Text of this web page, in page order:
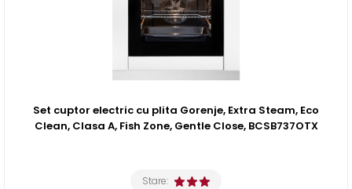
Set cuptor electric cu plita Gorenje, Extra Steam, Eco
Clean, Clasa A, Fish Zone, Gentle Close, BCSB737OTX
Stare: